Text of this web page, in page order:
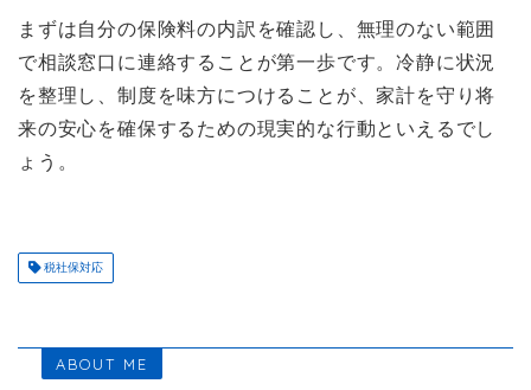
まずは自分の保険料の内訳を確認し、無理のない範囲
で相談窓口に連絡することが第一歩です。冷静に状況
を整理し、制度を味方につけることが、家計を守り将
来の安心を確保するための現実的な行動といえるでし
ょう。
税社保対応
ABOUT ME